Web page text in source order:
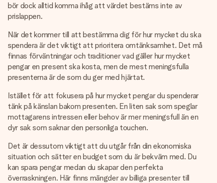
bör dock alltid komma ihåg att värdet bestäms inte av
prislappen.
När det kommer till att bestämma dig för hur mycket du ska
spendera är det viktigt att prioritera omtänksamhet. Det må
finnas förväntningar och traditioner vad gäller hur mycket
pengar en present ska kosta, men de mest meningsfulla
presenterna är de som du ger med hjärtat.
Istället för att fokusera på hur mycket pengar du spenderar
tänk på känslan bakom presenten. En liten sak som speglar
mottagarens intressen eller behov är mer meningsfull än en
dyr sak som saknar den personliga touchen.
Det är dessutom viktigt att du utgår från din ekonomiska
situation och sätter en budget som du är bekväm med. Du
kan spara pengar medan du skapar den perfekta
överraskningen. Här finns mängder av billiga presenter till